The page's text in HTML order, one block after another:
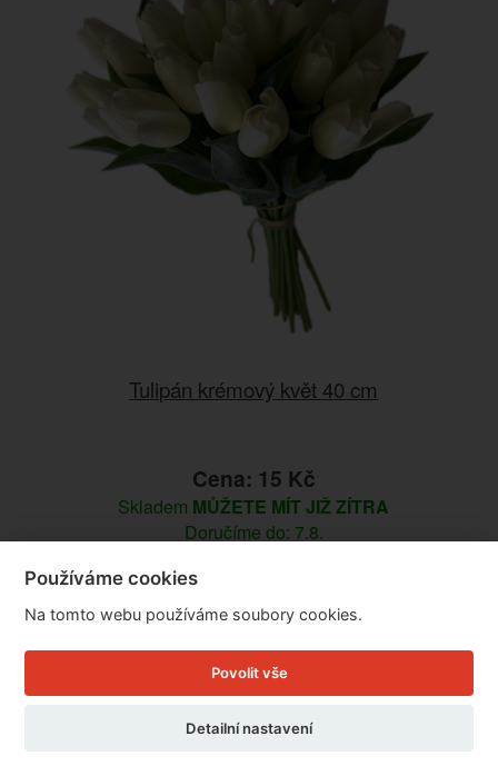
Tulipán krémový květ 40 cm
Cena: 15 Kč
Skladem MŮŽETE MÍT JIŽ ZÍTRA
Doručíme do: 7.8.
Používáme cookies
Na tomto webu používáme soubory cookies.
Povolit vše
Detailní nastavení